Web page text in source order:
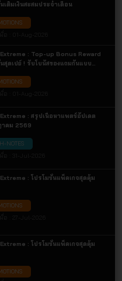
เติมเงินสะสมประจำเดือน
: Top-up Bonus Reward
สุดเปย์ ! รับโบนัสของแถมกันแบบ
: สรุปเนื้อหาแพตช์อัปเดต
าคม 2569
NOTES
: โปรโมชั่นแพ็คเกจสุดคุ้ม
: โปรโมชั่นแพ็คเกจสุดคุ้ม